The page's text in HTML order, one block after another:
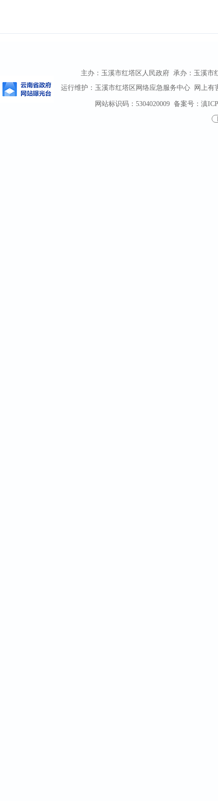
主办：玉溪市红塔区人民政府 承办：玉溪市
运行维护：玉溪市红塔区网络应急服务中心 网上有
网站标识码：5304020009备案号：滇